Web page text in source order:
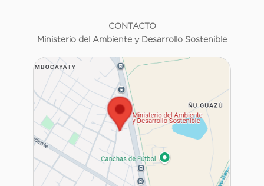
CONTACTO
Ministerio del Ambiente y Desarrollo Sostenible